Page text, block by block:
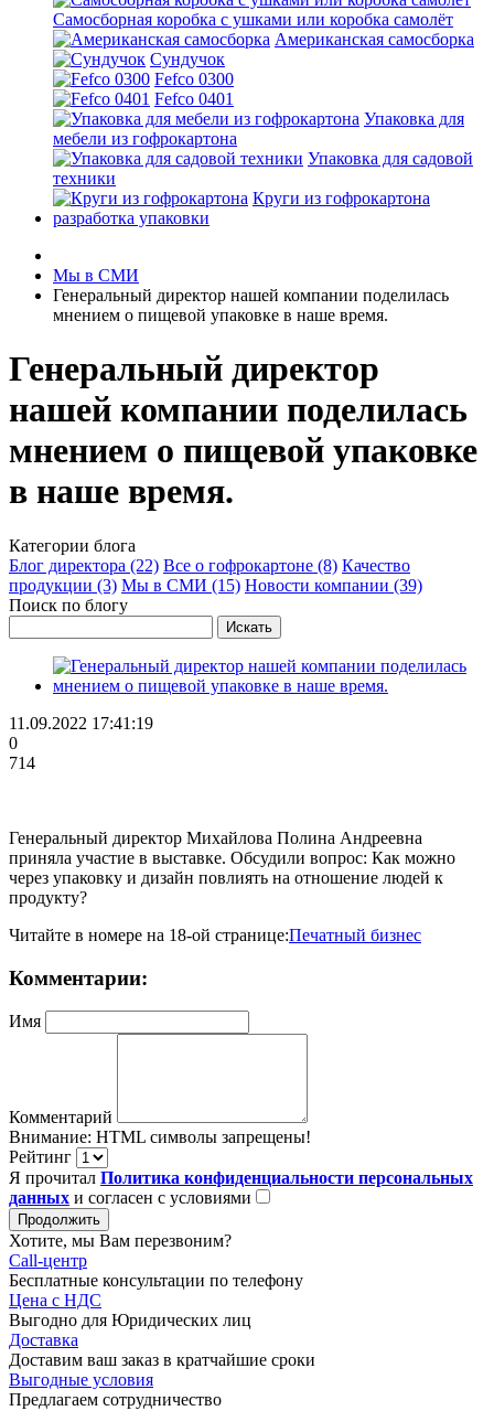
Самосборная коробка с ушками или коробка самолёт
Американская самосборка
Сундучок
Fefco 0300
Fefco 0401
Упаковка для
мебели из гофрокартона
Упаковка для садовой
техники
Круги из гофрокартона
разработка упаковки
Мы в СМИ
Генеральный директор нашей компании поделилась
мнением о пищевой упаковке в наше время.
Генеральный директор
нашей компании поделилась
мнением о пищевой упаковке
в наше время.
Категории блога
Блог директора (22) Все о гофрокартоне (8) Качество
продукции (3) Мы в СМИ (15) Новости компании (39)
Поиск по блогу
11.09.2022 17:41:19
0
714
Генеральный директор Михайлова Полина Андреевна
приняла участие в выставке. Обсудили вопрос: Как можно
через упаковку и дизайн повлиять на отношение людей к
продукту?
Читайте в номере на 18-ой странице:Печатный бизнес
Комментарии:
Имя
Комментарий
Внимание: HTML символы запрещены!
Рейтинг
Я прочитал Политика конфиденциальности персональных
данных и согласен с условиями
Продолжить
Хотите, мы Вам перезвоним?
Call-центр
Бесплатные консультации по телефону
Цена с НДС
Выгодно для Юридических лиц
Доставка
Доставим ваш заказ в кратчайшие сроки
Выгодные условия
Предлагаем сотрудничество